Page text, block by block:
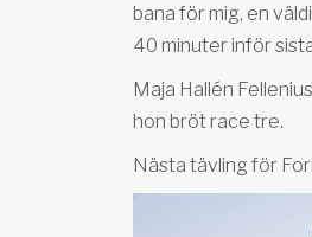
bana för mig, en
40 minuter inför
Maja Hallén
hon bröt race tre.
Nästa tävling för